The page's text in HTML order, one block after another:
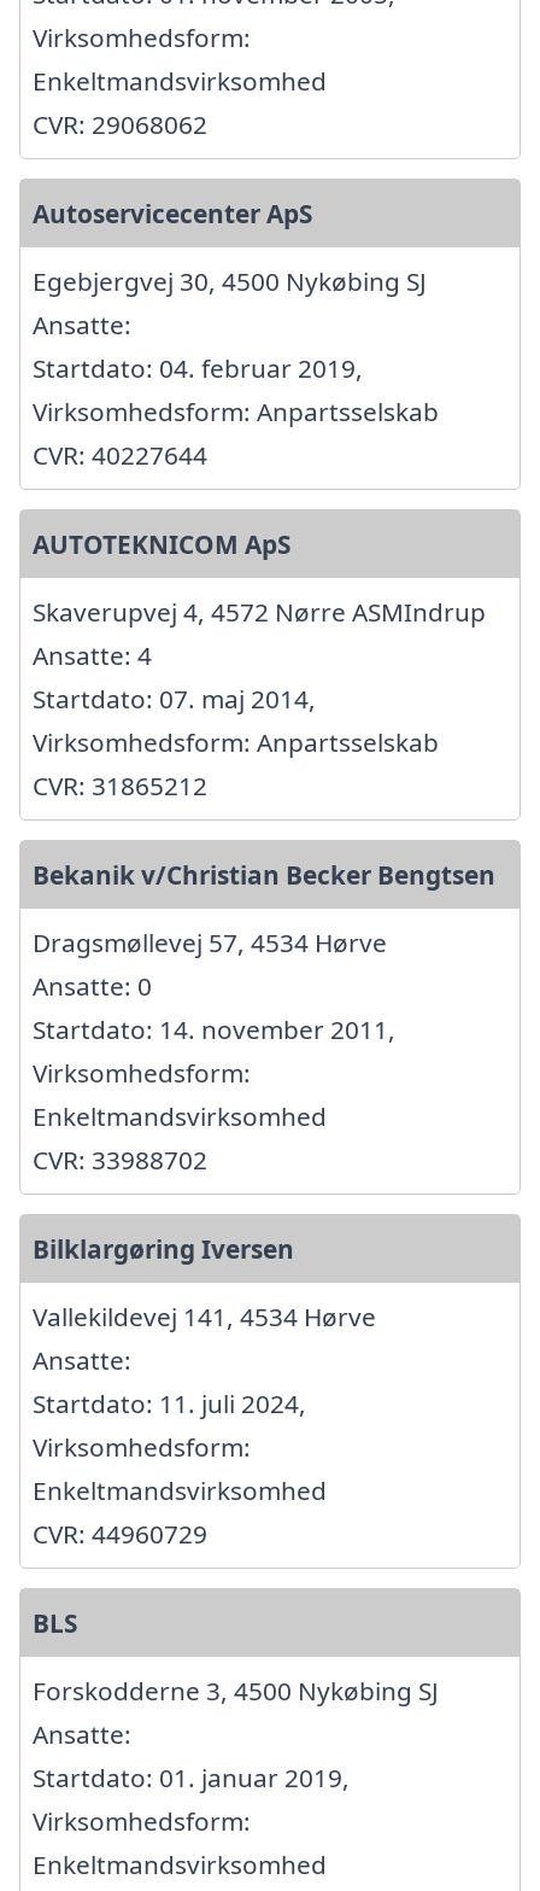
Virksomhedsform:
Enkeltmandsvirksomhed
CVR: 29068062
Autoservicecenter ApS
Egebjergvej 30, 4500 Nykøbing SJ
Ansatte:
Startdato: 04. februar 2019,
Virksomhedsform: Anpartsselskab
CVR: 40227644
AUTOTEKNICOM ApS
Skaverupvej 4, 4572 Nørre ASMIndrup
Ansatte: 4
Startdato: 07. maj 2014,
Virksomhedsform: Anpartsselskab
CVR: 31865212
Bekanik v/Christian Becker Bengtsen
Dragsmøllevej 57, 4534 Hørve
Ansatte: 0
Startdato: 14. november 2011,
Virksomhedsform:
Enkeltmandsvirksomhed
CVR: 33988702
Bilklargøring Iversen
Vallekildevej 141, 4534 Hørve
Ansatte:
Startdato: 11. juli 2024,
Virksomhedsform:
Enkeltmandsvirksomhed
CVR: 44960729
BLS
Forskodderne 3, 4500 Nykøbing SJ
Ansatte:
Startdato: 01. januar 2019,
Virksomhedsform:
Enkeltmandsvirksomhed